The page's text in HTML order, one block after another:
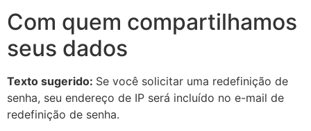
Com quem compartilhamos
seus dados
Texto sugerido: Se você solicitar uma redefinição de
senha, seu endereço de IP será incluído no e-mail de
redefinição de senha.